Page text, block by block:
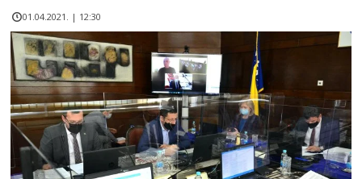
01.04.2021. | 12:30